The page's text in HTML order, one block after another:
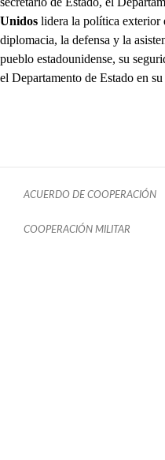
Unidos lidera la política exterior
diplomacia, la defensa y la
pueblo estadounidense, su
el Departamento de Estado en
ACUERDO DE COOPERACIÓN
COOPERACIÓN MILITAR